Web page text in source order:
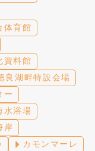
体育館
資料館
良湖畔特設会場
ー
水浴場
岸
カモンマーレ